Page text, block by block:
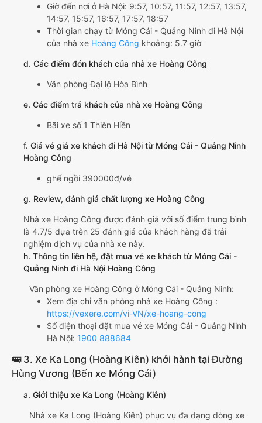
Giờ đến nơi ở Hà Nội: 9:57, 10:57, 11:57, 12:57, 13:57,
14:57, 15:57, 16:57, 17:57, 18:57
Thời gian chạy từ Móng Cái - Quảng Ninh đi Hà Nội
của nhà xe Hoàng Công khoảng: 5.7 giờ
d. Các điểm đón khách của nhà xe Hoàng Công
Văn phòng Đại lộ Hòa Bình
e. Các điểm trả khách của nhà xe Hoàng Công
Bãi xe số 1 Thiên Hiền
f. Giá vé giá xe khách đi Hà Nội từ Móng Cái - Quảng Ninh
Hoàng Công
ghế ngồi 390000đ/vé
g. Review, đánh giá chất lượng xe Hoàng Công
Nhà xe Hoàng Công được đánh giá với số điểm trung bình
là 4.7/5 dựa trên 25 đánh giá của khách hàng đã trải
nghiệm dịch vụ của nhà xe này.
h. Thông tin liên hệ, đặt mua vé xe khách từ Móng Cái -
Quảng Ninh đi Hà Nội Hoàng Công
Văn phòng xe Hoàng Công ở Móng Cái - Quảng Ninh:
Xem địa chỉ văn phòng nhà xe Hoàng Công :
https://vexere.com/vi-VN/xe-hoang-cong
Số điện thoại đặt mua vé xe Móng Cái - Quảng Ninh
Hà Nội: 1900 888684
🚌 3. Xe Ka Long (Hoàng Kiên) khởi hành tại Đường
Hùng Vương (Bến xe Móng Cái)
a. Giới thiệu xe Ka Long (Hoàng Kiên)
Nhà xe Ka Long (Hoàng Kiên) phục vụ đa dạng dòng xe